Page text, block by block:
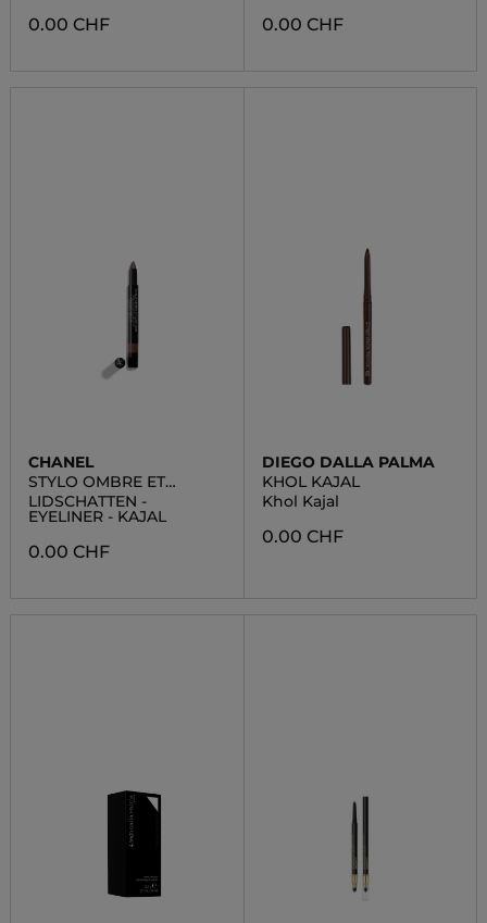
0.00 CHF 0.00 CHF
CHANEL
STYLO OMBRE ET
CONTOUR
LIDSCHATTEN -
EYELINER - KAJAL
0.00 CHF
DIEGO DALLA PALMA
KHOL KAJAL
Khol Kajal
0.00 CHF